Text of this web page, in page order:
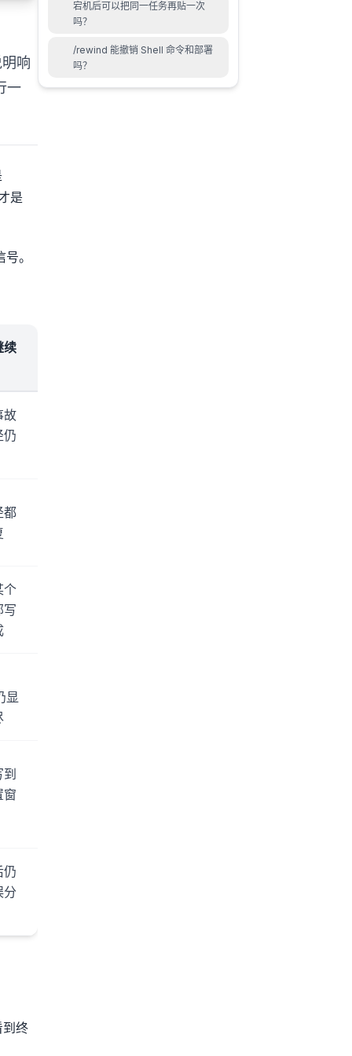
响
一
是
。
续
故
仍
都
个
写
显
窗
仍
分
终
宕机后可以把同一任务再贴一次
吗？
/rewind 能撤销 Shell 命令和部署
吗？